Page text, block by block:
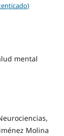
mental
Molina